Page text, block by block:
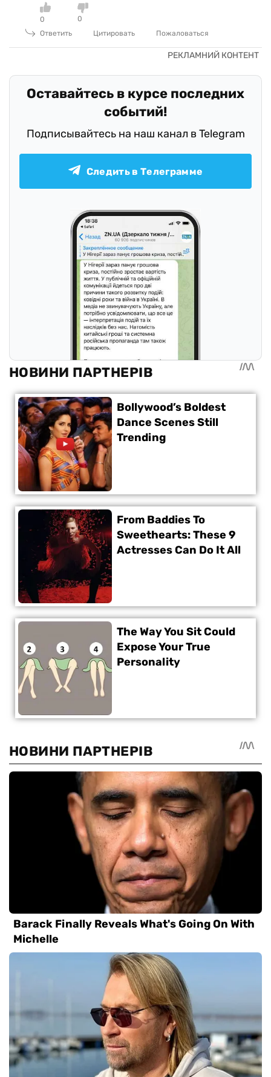
0
0
Ответить
Цитировать Пожаловаться
Оставайтесь в курсе последних
событий!
Подписывайтесь на наш канал в Telegram
Следить в Телеграмме